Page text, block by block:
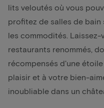
lits veloutés où vous
profitez de salles de
les commodités.
restaurants renommés,
récompensés d'une
plaisir et à votre bien-
inoubliable dans un